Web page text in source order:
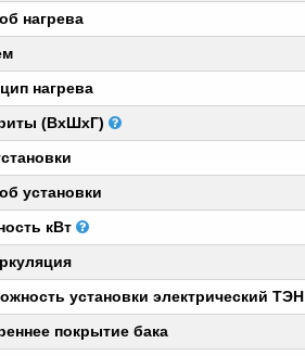
нагрева
нагрева
(ВхШхГ)
установки
кВт
установки электрический ТЭН
покрытие бака